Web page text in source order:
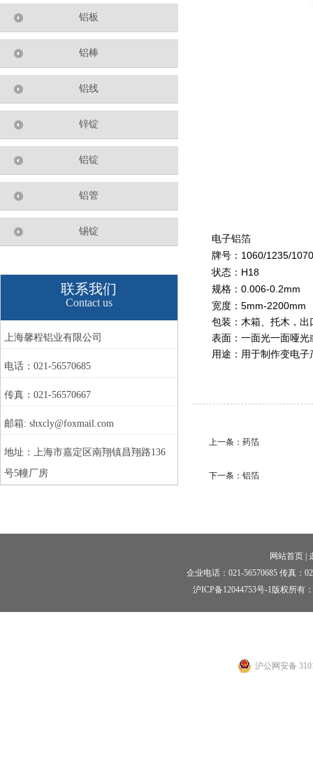
铝板
铝棒
铝线
锌锭
铝锭
铝管
锡锭
联系我们
Contact us
上海馨程铝业有限公司
电话：021-56570685
传真：021-56570667
邮箱: shxcly@foxmail.com
地址：上海市嘉定区南翔镇昌翔路136
号5幢厂房
电子铝箔
牌号： 1060/1235/1070
状态： H18
规格： 0.006-0.2mm
宽度： 5mm-2200mm
包装：木箱、托木，出
表面：一面光一面哑光
用途：用于制作变电子
上一条： 药箔
下一条： 铝箔
网站首页
|
企业电话：021-56570685 传真：
沪ICP备12044753号-1 版权所有
沪公网安备